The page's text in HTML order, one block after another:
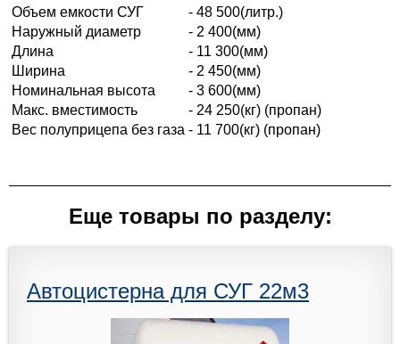
Объем емкости СУГ
- 48 500(литр.)
Наружный диаметр
- 2 400(мм)
Длина
- 11 300(мм)
Ширина
- 2 450(мм)
Номинальная высота
- 3 600(мм)
Макс. вместимость
- 24 250(кг) (пропан)
Вес полуприцепа без газа - 11 700(кг) (пропан)
Еще товары по разделу:
Автоцистерна для СУГ 22м3